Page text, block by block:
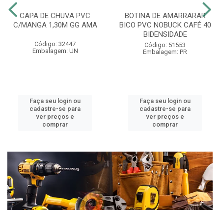
CAPA DE CHUVA PVC
C/MANGA 1,30M GG AMA
Código: 32447
Embalagem: UN
Faça seu login ou
cadastre-se para
ver preços e
comprar
BOTINA DE AMARRARAR
BICO PVC NOBUCK CAFÉ 40
BIDENSIDADE
Código: 51553
Embalagem: PR
Faça seu login ou
cadastre-se para
ver preços e
comprar